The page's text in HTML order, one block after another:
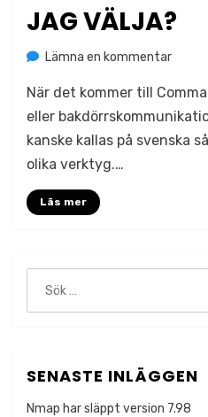
JAG VÄLJA?
avJonas Lejon
Lämna en kommentarpå
C2-
ska
När det kommer till
eller
kanske kallas på svenska
olika verktyg.…
Läs mer
efter:
SENASTE INLÄGGEN
Nmap har släppt version 7.98